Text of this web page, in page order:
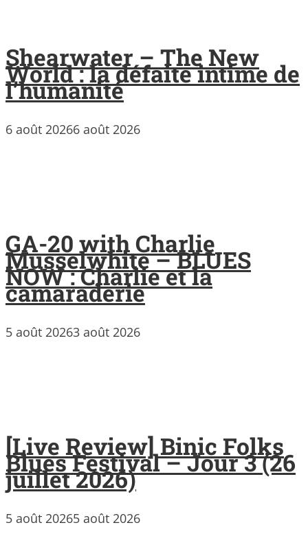
Shearwater – The New
World : la défaite intime de
l’humanité
6 août 20266 août 2026
GA-20 with Charlie
Musselwhite – BLUES
NOW : Charlie et la
camaraderie
5 août 20263 août 2026
[Live Review] Binic Folks
Blues Festival – Jour 3 (26
juillet 2026)
5 août 20265 août 2026